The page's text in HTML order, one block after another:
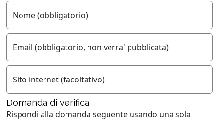
Nome (obbligatorio)
Email (obbligatorio, non verra' pubblicata)
Sito internet (facoltativo)
Domanda di verifica
Rispondi alla domanda seguente usando una sola